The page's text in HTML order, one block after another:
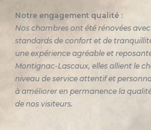
Notre engagement qualité :
Nos chambres ont été rénovées
standards de confort et de
une expérience agréable et
Montignac-Lascaux, elles allient le
niveau de service attentif et
à améliorer en permanence la
de nos visiteurs.